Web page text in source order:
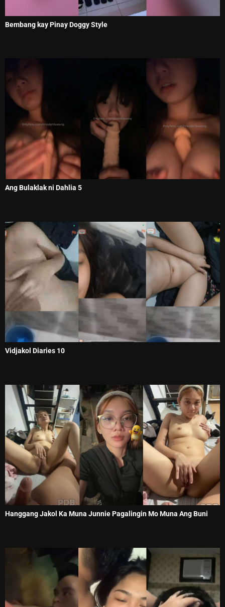
Bembang kay Pinay Doggy Style
Ang Bulaklak ni Dahlia 5
Vidjakol Diaries 10
Hanggang Jakol Ka Muna Junnie Pagalingin Mo Muna Ang Buni